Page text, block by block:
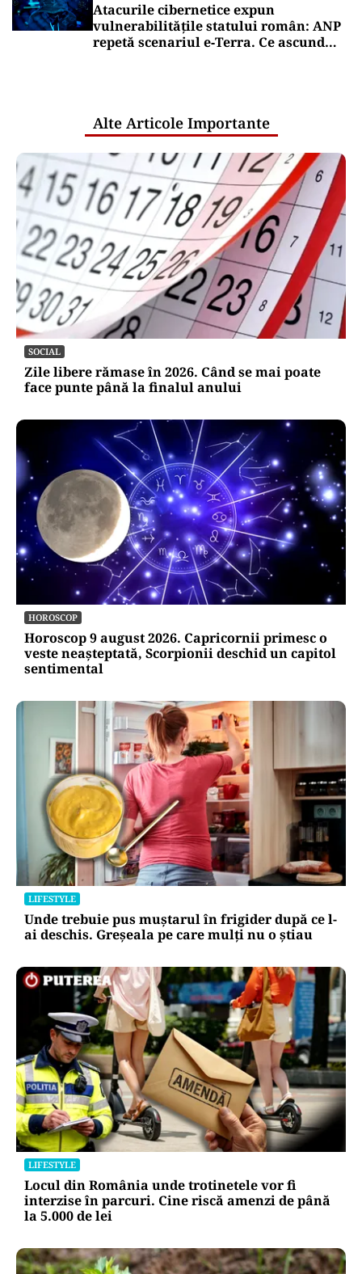
Atacurile cibernetice expun
vulnerabilitățile statului român: ANP
repetă scenariul e‑Terra. Ce ascund
Alte Articole Importante
SOCIAL
Zile libere rămase în 2026. Când se mai poate
face punte până la finalul anului
HOROSCOP
Horoscop 9 august 2026. Capricornii primesc o
veste neașteptată, Scorpionii deschid un capitol
sentimental
LIFESTYLE
Unde trebuie pus muștarul în frigider după ce l-
ai deschis. Greșeala pe care mulți nu o știau
LIFESTYLE
Locul din România unde trotinetele vor fi
interzise în parcuri. Cine riscă amenzi de până
la 5.000 de lei